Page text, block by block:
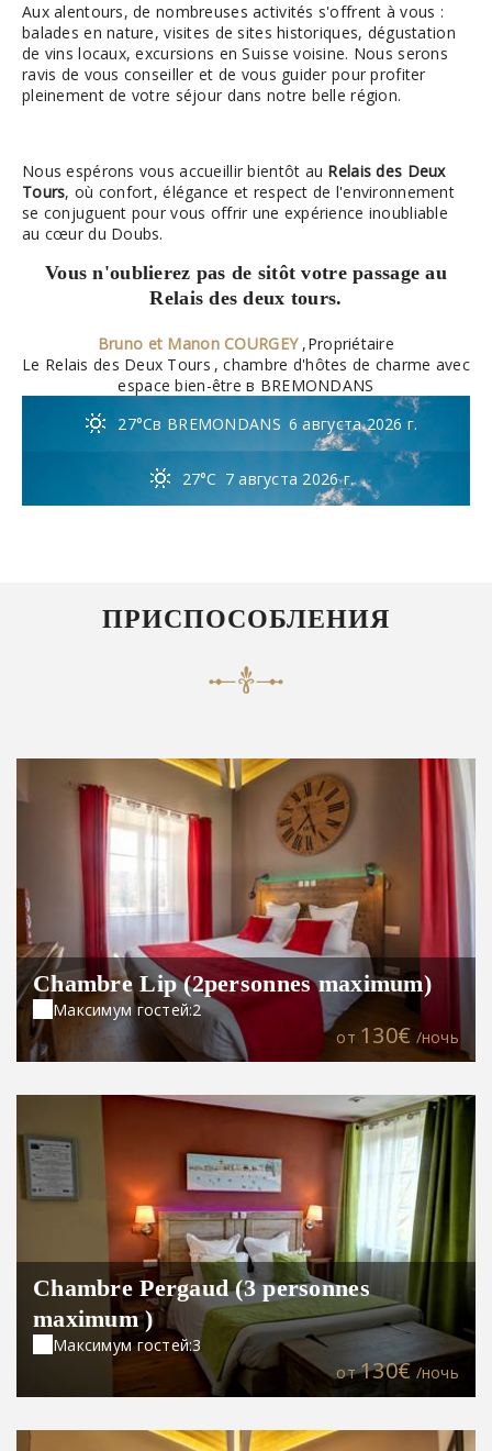
Aux alentours, de nombreuses activités s'offrent à vous :
balades en nature, visites de sites historiques, dégustation
de vins locaux, excursions en Suisse voisine. Nous serons
ravis de vous conseiller et de vous guider pour profiter
pleinement de votre séjour dans notre belle région.
Nous espérons vous accueillir bientôt au Relais des Deux
Tours, où confort, élégance et respect de l'environnement
se conjuguent pour vous offrir une expérience inoubliable
au cœur du Doubs.
Vous n'oublierez pas de sitôt votre passage au
Relais des deux tours.
Bruno et Manon COURGEY ,Propriétaire
Le Relais des Deux Tours , chambre d'hôtes de charme avec
espace bien-être в BREMONDANS
27°Cв BREMONDANS 6 августа 2026 г.
27°C 7 августа 2026 г.
ПРИСПОСОБЛЕНИЯ
Chambre Lip (2personnes maximum)
Максимум гостей:2
oт 130€ /ночь
Chambre Pergaud (3 personnes
maximum )
Максимум гостей:3
oт130€ /ночь